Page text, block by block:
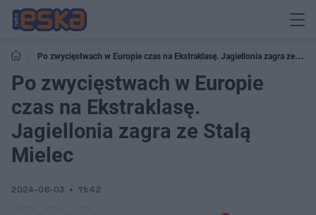
Po zwycięstwach w Europie czas na Ekstraklasę. Jagiellonia zagra ze
Stalą Mielec
Po zwycięstwach w Europie
czas na Ekstraklasę.
Jagiellonia zagra ze Stalą
Mielec
2024-08-03 11:42